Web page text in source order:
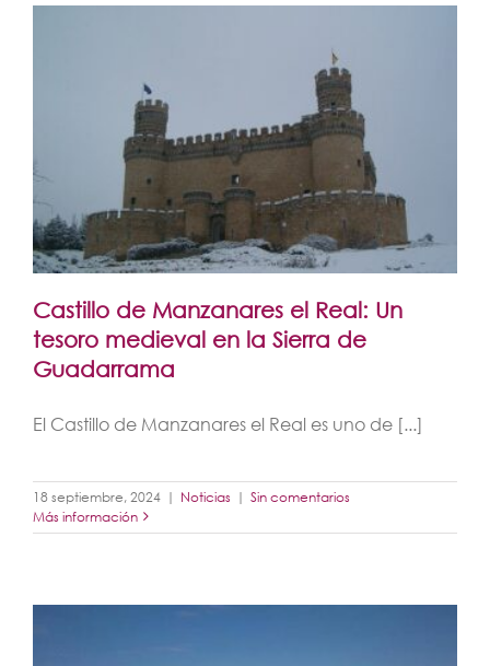
Castillo de Manzanares el Real: Un
tesoro medieval en la Sierra de
Guadarrama
El Castillo de Manzanares el Real es uno de [...]
18 septiembre, 2024 | Noticias | Sin comentarios
Más información